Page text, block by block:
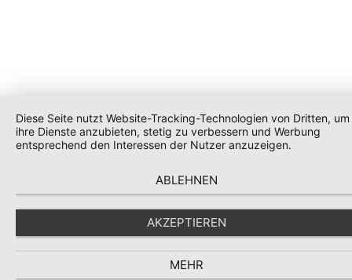
Diese Seite nutzt Website-Tracking-Technologien von Dritten, um
ihre Dienste anzubieten, stetig zu verbessern und Werbung
entsprechend den Interessen der Nutzer anzuzeigen.
ABLEHNEN
AKZEPTIEREN
MEHR